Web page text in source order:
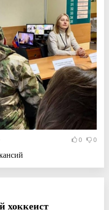
0 0
хоккеист